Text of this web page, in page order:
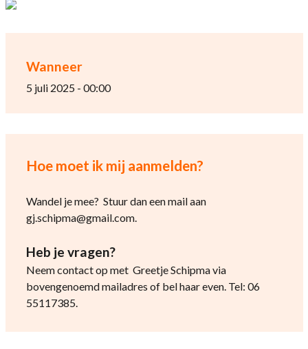
Wanneer
5 juli 2025 - 00:00
Hoe moet ik mij aanmelden?
Wandel je mee? Stuur dan een mail aan
gj.schipma@gmail.com.
Heb je vragen?
Neem contact op met Greetje Schipma via
bovengenoemd mailadres of bel haar even. Tel: 06
55117385.